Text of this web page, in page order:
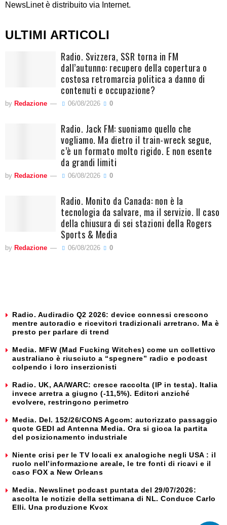
NewsLinet è distribuito via Internet.
ULTIMI ARTICOLI
Radio. Svizzera, SSR torna in FM
dall’autunno: recupero della copertura o
costosa retromarcia politica a danno di
contenuti e occupazione?
by Redazione 06/08/2026 0
Radio. Jack FM: suoniamo quello che
vogliamo. Ma dietro il train-wreck segue,
c’è un formato molto rigido. E non esente
da grandi limiti
by Redazione 06/08/2026 0
Radio. Monito da Canada: non è la
tecnologia da salvare, ma il servizio. Il caso
della chiusura di sei stazioni della Rogers
Sports & Media
by Redazione 06/08/2026 0
Radio. Audiradio Q2 2026: device connessi crescono
mentre autoradio e ricevitori tradizionali arretrano. Ma è
presto per parlare di trend
Media. MFW (Mad Fucking Witches) come un collettivo
australiano è riusciuto a “spegnere” radio e podcast
colpendo i loro inserzionisti
Radio. UK, AA/WARC: cresce raccolta (IP in testa). Italia
invece arretra a giugno (-11,5%). Editori anziché
evolvere, restringono perimetro
Media. Del. 152/26/CONS Agcom: autorizzato passaggio
quote GEDI ad Antenna Media. Ora si gioca la partita
del posizionamento industriale
Niente crisi per le TV locali ex analogiche negli USA : il
ruolo nell’informazione areale, le tre fonti di ricavi e il
caso FOX a New Orleans
Media. Newslinet podcast puntata del 29/07/2026:
ascolta le notizie della settimana di NL. Conduce Carlo
Elli. Una produzione Kvox